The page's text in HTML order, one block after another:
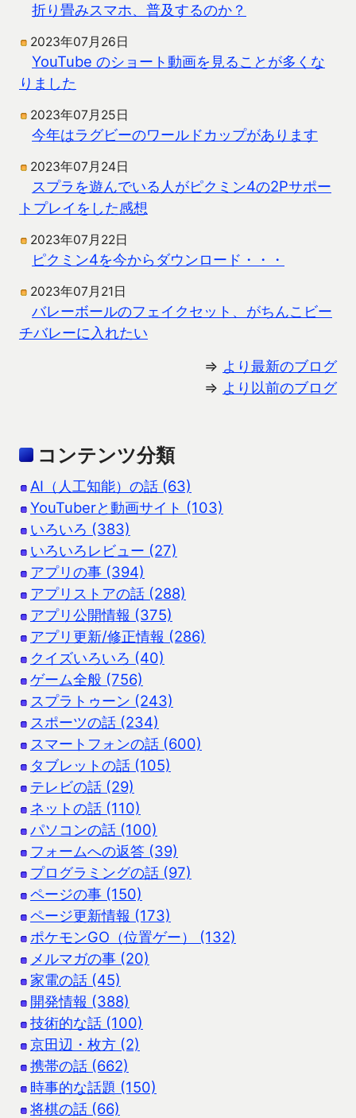
折り畳みスマホ、普及するのか？
2023年07月26日
YouTube のショート動画を見ることが多くな
りました
2023年07月25日
今年はラグビーのワールドカップがあります
2023年07月24日
スプラを遊んでいる人がピクミン4の2Pサポー
トプレイをした感想
2023年07月22日
ピクミン4を今からダウンロード・・・
2023年07月21日
バレーボールのフェイクセット、がちんこビー
チバレーに入れたい
⇒ より最新のブログ
⇒ より以前のブログ
コンテンツ分類
AI（人工知能）の話 (63)
YouTuberと動画サイト (103)
いろいろ (383)
いろいろレビュー (27)
アプリの事 (394)
アプリストアの話 (288)
アプリ公開情報 (375)
アプリ更新/修正情報 (286)
クイズいろいろ (40)
ゲーム全般 (756)
スプラトゥーン (243)
スポーツの話 (234)
スマートフォンの話 (600)
タブレットの話 (105)
テレビの話 (29)
ネットの話 (110)
パソコンの話 (100)
フォームへの返答 (39)
プログラミングの話 (97)
ページの事 (150)
ページ更新情報 (173)
ポケモンGO（位置ゲー） (132)
メルマガの事 (20)
家電の話 (45)
開発情報 (388)
技術的な話 (100)
京田辺・枚方 (2)
携帯の話 (662)
時事的な話題 (150)
将棋の話 (66)